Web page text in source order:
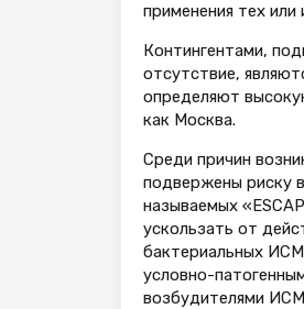
применения тех
Контингентами,
отсутствие,
определяют
как Москва.
Среди причин
подвержены риску
называемых
ускользать от
бактериальных
условно-
возбудителями